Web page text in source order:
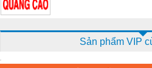
Sản phẩm VIP